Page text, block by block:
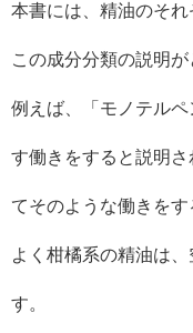
本書には、精油のそれ
この成分分類の説明
例えば、「モノテル
す働きをすると説明
てそのような働きをす
よく柑橘系の精油は
す。